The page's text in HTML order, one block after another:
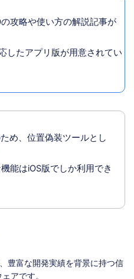
攻略や使い方の解説記事が
したアプリ版が用意されてい
め、位置偽装ツールとし
能はiOS版でしか利用でき
豊富な開発実績を背景に持つ信
アです。